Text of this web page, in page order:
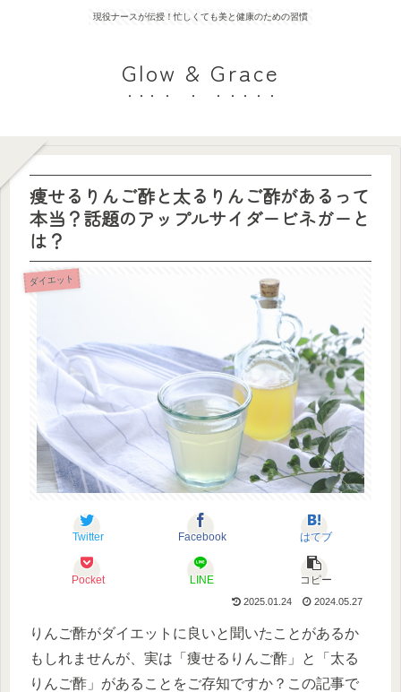
現役ナースが伝授！忙しくても美と健康のための習慣
Glow & Grace
痩せるりんご酢と太るりんご酢があるって
本当？話題のアップルサイダービネガーと
は？
ダイエット
Twitter Facebook はてブ
Pocket LINE コピー
2025.01.24 2024.05.27
りんご酢がダイエットに良いと聞いたことがあるか
もしれませんが、実は「痩せるりんご酢」と「太る
りんご酢」があることをご存知ですか？この記事で